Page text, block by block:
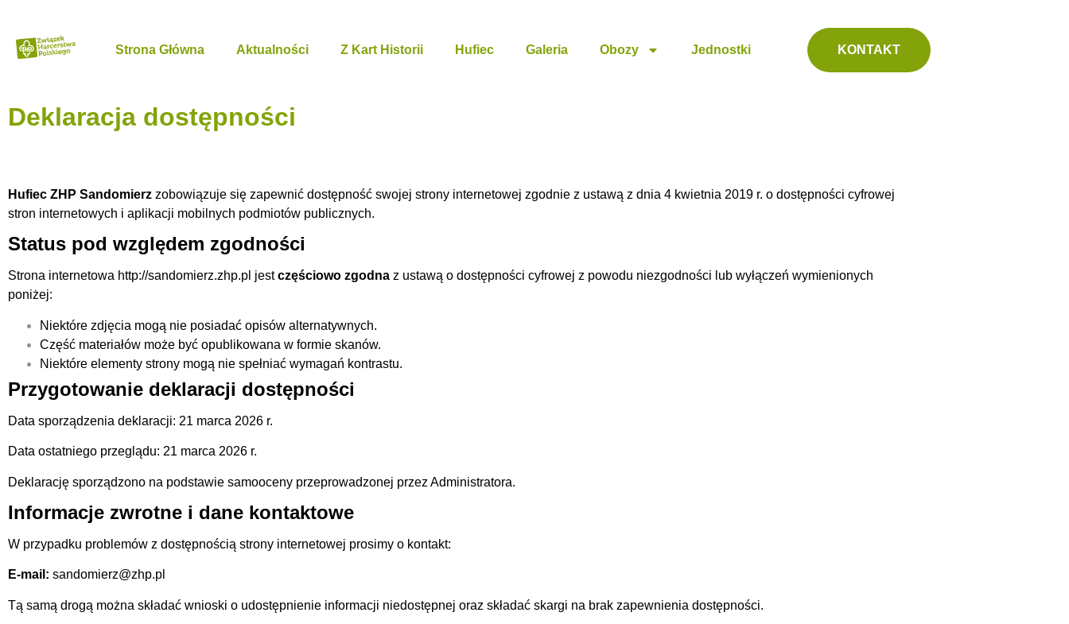
Strona Główna Aktualności Z Kart Historii Hufiec Galeria Obozy Jednostki KONTAKT
Deklaracja dostępności
Hufiec ZHP Sandomierz zobowiązuje się zapewnić dostępność swojej strony internetowej zgodnie z ustawą z dnia 4 kwietnia 2019 r. o dostępności cyfrowej
stron internetowych i aplikacji mobilnych podmiotów publicznych.
Status pod względem zgodności
Strona internetowa http://sandomierz.zhp.pl jestczęściowo zgodna z ustawą o dostępności cyfrowej z powodu niezgodności lub wyłączeń wymienionych
poniżej:
Niektóre zdjęcia mogą nie posiadać opisów alternatywnych.
Część materiałów może być opublikowana w formie skanów.
Niektóre elementy strony mogą nie spełniać wymagań kontrastu.
Przygotowanie deklaracji dostępności
Data sporządzenia deklaracji: 21 marca 2026 r.
Data ostatniego przeglądu: 21 marca 2026 r.
Deklarację sporządzono na podstawie samooceny przeprowadzonej przez Administratora.
Informacje zwrotne i dane kontaktowe
W przypadku problemów z dostępnością strony internetowej prosimy o kontakt:
E-mail: sandomierz@zhp.pl
Tą samą drogą można składać wnioski o udostępnienie informacji niedostępnej oraz składać skargi na brak zapewnienia dostępności.